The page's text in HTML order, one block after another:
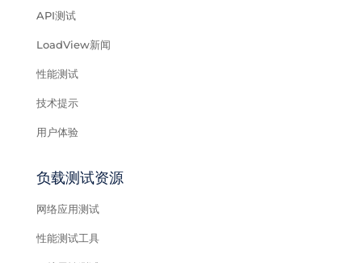
API测试
LoadView新闻
性能测试
技术提示
用户体验
负载测试资源
网络应用测试
性能测试工具